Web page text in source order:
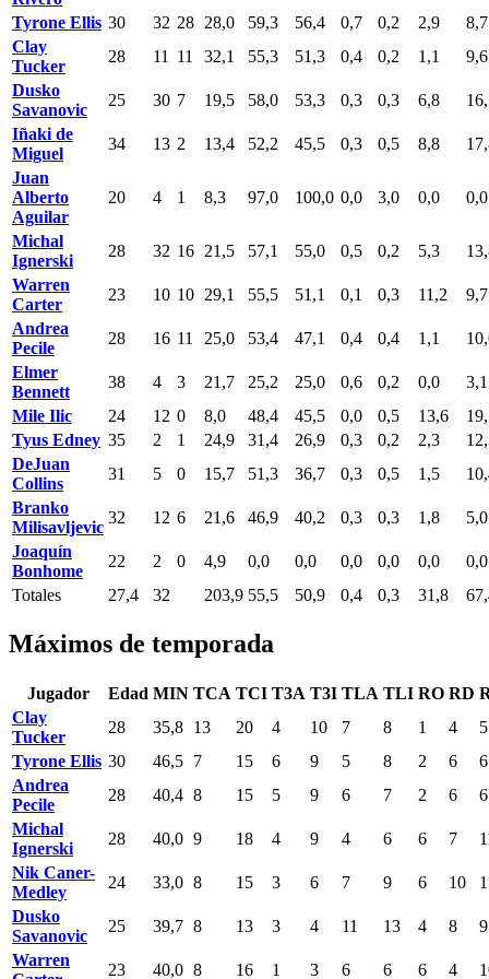
Tyrone Ellis 30 32 28 28,0 59,3 56,4 0,7 0,2 2,9
8,7
Clay
Tucker
28 11 11 32,1 55,3 51,3 0,4 0,2 1,1
9,6
Dusko
Savanovic
25 30 7 19,5 58,0 53,3 0,3 0,3 6,8
Iñaki de
Miguel
34 13 2 13,4 52,2 45,5 0,3 0,5 8,8
Juan
Alberto
Aguilar
20 4 1 8,3 97,0 100,0 0,0 3,0 0,0 0,0
Michal
Ignerski
28 32 16 21,5 57,1 55,0 0,5 0,2 5,3
Warren
Carter
23 10 10 29,1 55,5 51,1 0,1 0,3 11,2
9,7
Andrea
Pecile
28 16 11 25,0 53,4 47,1 0,4 0,4 1,1
Elmer
Bennett
38 4 3 21,7 25,2 25,0 0,6 0,2 0,0
3,1
Mile Ilic
24 12 0 8,0 48,4 45,5 0,0 0,5 13,6
Tyus Edney 35 2 1 24,9 31,4 26,9 0,3 0,2 2,3
DeJuan
Collins
31 5 0 15,7 51,3 36,7 0,3 0,5 1,5
Branko
Milisavljevic
32 12 6 21,6 46,9 40,2 0,3 0,3 1,8
5,0
Joaquín
Bonhome
22 2 0 4,9 0,0 0,0 0,0 0,0 0,0
0,0
Totales
27,4 32 203,9 55,5 50,9 0,4 0,3 31,8
Máximos de temporada
Jugador Edad MIN TCA TCI T3A T3I TLA TLI RO RD
Clay
Tucker
28 35,8 13 20 4 10 7 8 1 4
5
Tyrone Ellis 30 46,5 7 15 6 9 5 8 2 6
6
Andrea
Pecile
28 40,4 8 15 5 9 6 7 2 6
6
Michal
Ignerski
28 40,0 9 18 4 9 4 6 6 7
Nik Caner-
Medley
24 33,0 8 15 3 6 7 9 6 10
Dusko
Savanovic
25 39,7 8 13 3 4 11 13 4 8
9
Warren
23 40,0 8 16 1 3 6 6 6 4